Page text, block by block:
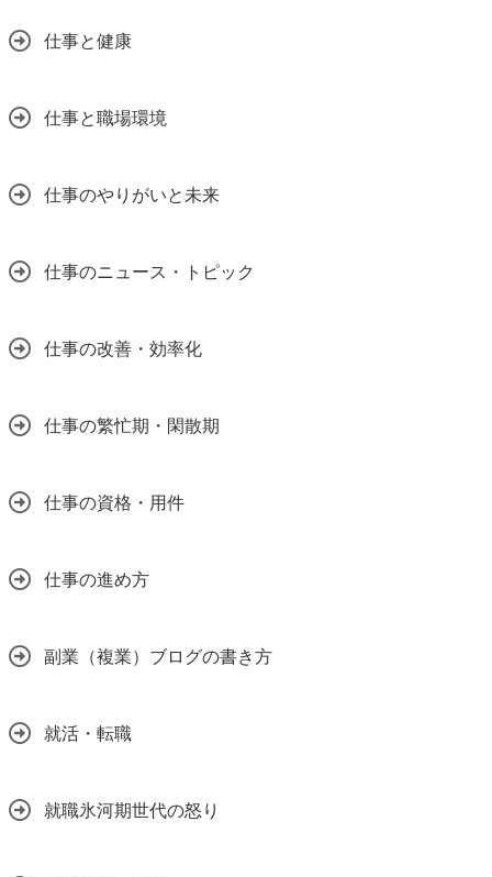
仕事と健康
仕事と職場環境
仕事のやりがいと未来
仕事のニュース・トピック
仕事の改善・効率化
仕事の繁忙期・閑散期
仕事の資格・用件
仕事の進め方
副業（複業）ブログの書き方
就活・転職
就職氷河期世代の怒り